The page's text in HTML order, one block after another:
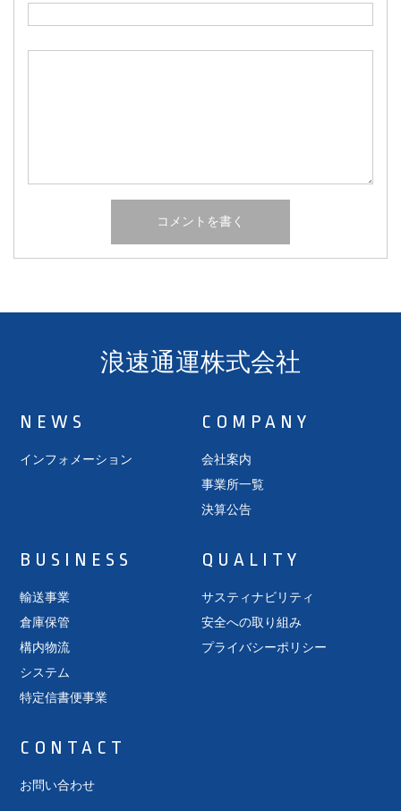
浪速通運株式会社
NEWS
インフォメーション
COMPANY
会社案内
事業所一覧
決算公告
BUSINESS
輸送事業
倉庫保管
構内物流
システム
特定信書便事業
QUALITY
サスティナビリティ
安全への取り組み
プライバシーポリシー
CONTACT
お問い合わせ